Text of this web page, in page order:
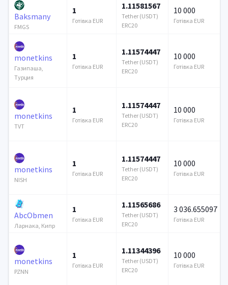
Baksmany
FMGS
1
Готівка EUR
1.11581567
Tether (USDT)
ERC20
10 000
Готівка EUR
monetkins
Газипаша,
Турция
1
Готівка EUR
1.11574447
Tether (USDT)
ERC20
10 000
Готівка EUR
monetkins
TVT
1
Готівка EUR
1.11574447
Tether (USDT)
ERC20
10 000
Готівка EUR
monetkins
NISH
1
Готівка EUR
1.11574447
Tether (USDT)
ERC20
10 000
Готівка EUR
AbcObmen
Ларнака, Кипр
1
Готівка EUR
1.11565686
Tether (USDT)
ERC20
3 036.655097
Готівка EUR
monetkins
PZNN
1
Готівка EUR
1.11344396
Tether (USDT)
ERC20
10 000
Готівка EUR